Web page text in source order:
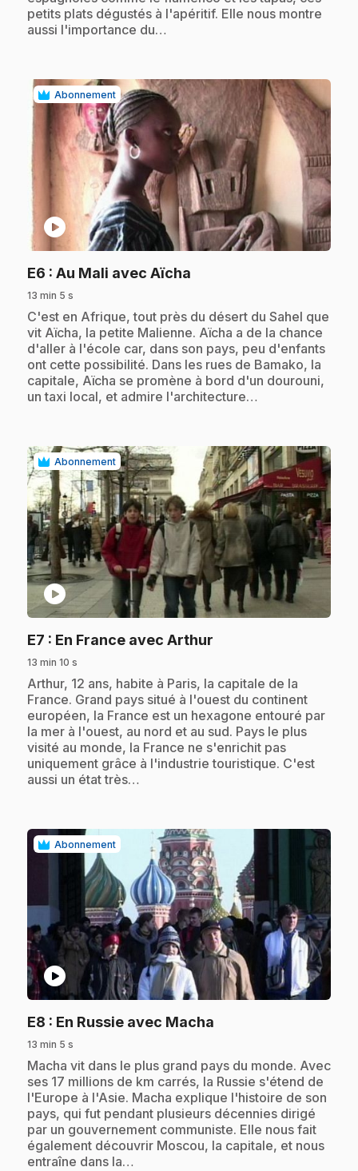
petits plats dégustés à l'apéritif. Elle nous montre
aussi l'importance du…
Abonnement
play_circle
E6 : Au Mali avec Aïcha
13 min 5 s
.C'est en Afrique, tout près du désert du Sahel que
vit Aïcha, la petite Malienne. Aïcha a de la chance
d'aller à l'école car, dans son pays, peu d'enfants
ont cette possibilité. Dans les rues de Bamako, la
capitale, Aïcha se promène à bord d'un dourouni,
un taxi local, et admire l'architecture…
Abonnement
play_circle
E7 : En France avec Arthur
13 min 10 s
.Arthur, 12 ans, habite à Paris, la capitale de la
France. Grand pays situé à l'ouest du continent
européen, la France est un hexagone entouré par
la mer à l'ouest, au nord et au sud. Pays le plus
visité au monde, la France ne s'enrichit pas
uniquement grâce à l'industrie touristique. C'est
aussi un état très…
Abonnement
play_circle
E8 : En Russie avec Macha
13 min 5 s
.Macha vit dans le plus grand pays du monde. Avec
ses 17 millions de km carrés, la Russie s'étend de
l'Europe à l'Asie. Macha explique l'histoire de son
pays, qui fut pendant plusieurs décennies dirigé
par un gouvernement communiste. Elle nous fait
également découvrir Moscou, la capitale, et nous
entraîne dans la…